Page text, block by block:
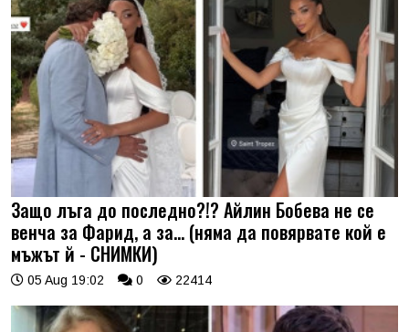
Защо лъга до последно?!? Айлин Бобева не се
венча за Фарид, а за... (няма да повярвате кой е
мъжът й - СНИМКИ)
05 Aug 19:02 0 22414